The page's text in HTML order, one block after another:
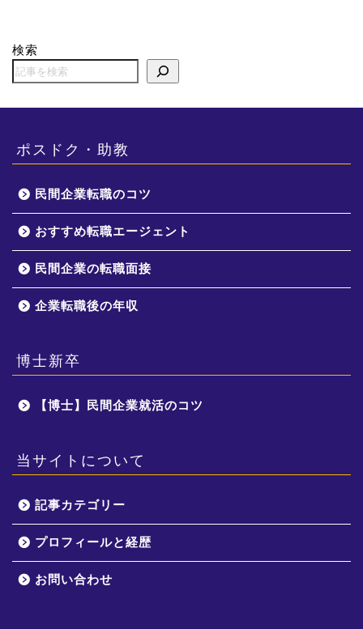
検索
ポスドク・助教
民間企業転職のコツ
おすすめ転職エージェント
民間企業の転職面接
企業転職後の年収
博士新卒
【博士】民間企業就活のコツ
当サイトについて
記事カテゴリー
プロフィールと経歴
お問い合わせ